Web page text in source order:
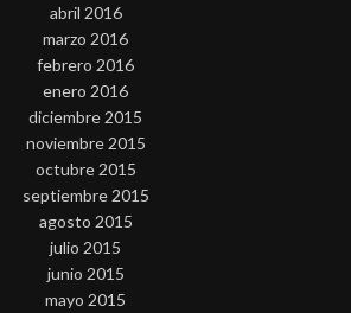
abril 2016
marzo 2016
febrero 2016
enero 2016
diciembre 2015
noviembre 2015
octubre 2015
septiembre 2015
agosto 2015
julio 2015
junio 2015
mayo 2015